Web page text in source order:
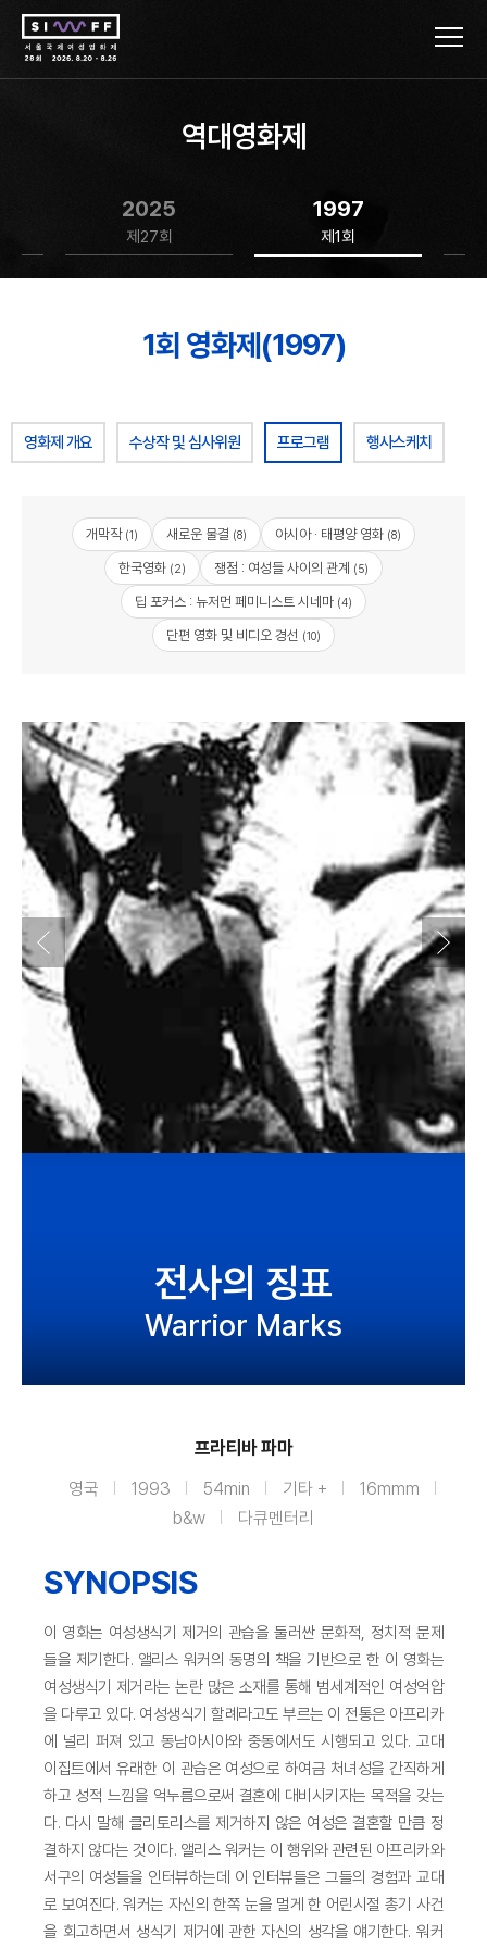
역대영화제
2025
제27회
1997
제1회
1회 영화제(1997)
영화제 개요 수상작 및 심사위원 프로그램 행사스케치
개막작(1) 새로운 물결 (8) 아시아 · 태평양 영화 (8)
한국영화 (2) 쟁점 : 여성들 사이의 관계 (5)
딥 포커스 : 뉴저먼 페미니스트 시네마 (4)
단편 영화 및 비디오 경선 (10)
전사의 징표
Warrior Marks
프라티바 파마
영국 1993 54min 기타 +
16mmm
b&w
다큐멘터리
SYNOPSIS
이 영화는 여성생식기 제거의 관습을 둘러싼 문화적, 정치적 문제
들을 제기한다. 앨리스 워커의 동명의 책을 기반으로 한 이 영화는
여성생식기 제거라는 논란 많은 소재를 통해 범세계적인 여성억압
을 다루고 있다. 여성생식기 할례라고도 부르는 이 전통은 아프리카
에 널리 퍼져 있고 동남아시아와 중동에서도 시행되고 있다. 고대
이집트에서 유래한 이 관습은 여성으로 하여금 처녀성을 간직하게
하고 성적 느낌을 억누름으로써 결혼에 대비시키자는 목적을 갖는
다. 다시 말해 클리토리스를 제거하지 않은 여성은 결혼할 만큼 정
결하지 않다는 것이다. 앨리스 워커는 이 행위와 관련된 아프리카와
서구의 여성들을 인터뷰하는데 이 인터뷰들은 그들의 경험과 교대
로 보여진다. 워커는 자신의 한쪽 눈을 멀게 한 어린시절 총기 사건
을 회고하면서 생식기 제거에 관한 자신의 생각을 얘기한다. 워커